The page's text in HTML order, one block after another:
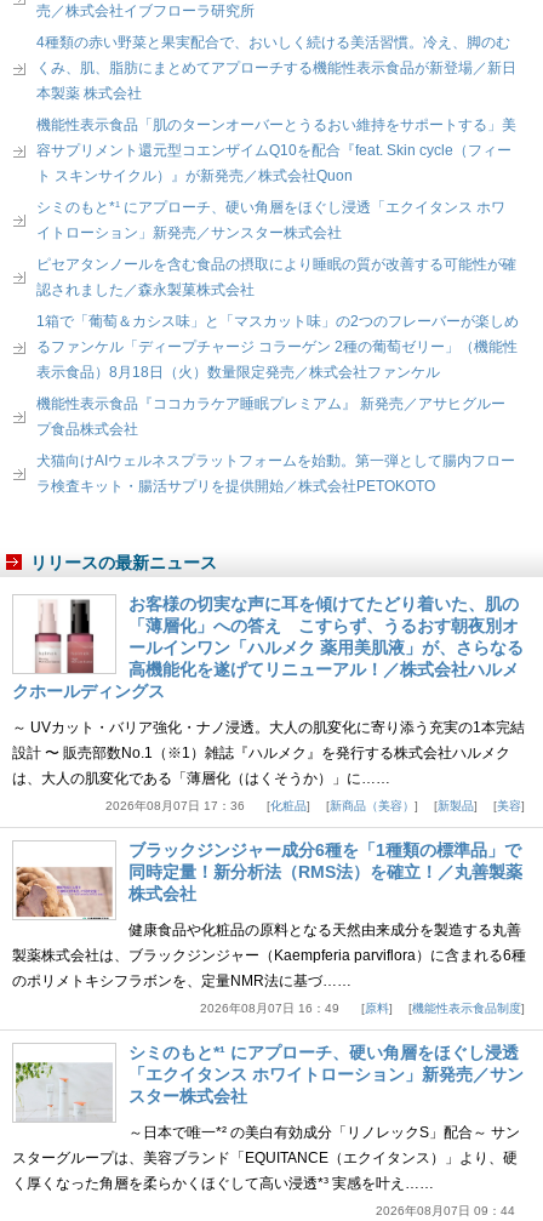
売／株式会社イブフローラ研究所
4種類の赤い野菜と果実配合で、おいしく続ける美活習慣。冷え、脚のむ
くみ、肌、脂肪にまとめてアプローチする機能性表示食品が新登場／新日
本製薬 株式会社
機能性表示食品「肌のターンオーバーとうるおい維持をサポートする」美
容サプリメント還元型コエンザイムQ10を配合『feat. Skin cycle（フィー
ト スキンサイクル）』が新発売／株式会社Quon
シミのもと*¹ にアプローチ、硬い角層をほぐし浸透「エクイタンス ホワ
イトローション」新発売／サンスター株式会社
ピセアタンノールを含む食品の摂取により睡眠の質が改善する可能性が確
認されました／森永製菓株式会社
1箱で「葡萄＆カシス味」と「マスカット味」の2つのフレーバーが楽しめ
るファンケル「ディープチャージ コラーゲン 2種の葡萄ゼリー」（機能性
表示食品）8月18日（火）数量限定発売／株式会社ファンケル
機能性表示食品『ココカラケア睡眠プレミアム』 新発売／アサヒグルー
プ食品株式会社
犬猫向けAIウェルネスプラットフォームを始動。第一弾として腸内フロー
ラ検査キット・腸活サプリを提供開始／株式会社PETOKOTO
リリースの最新ニュース
お客様の切実な声に耳を傾けてたどり着いた、肌の
「薄層化」への答え こすらず、うるおす朝夜別オ
ールインワン「ハルメク 薬用美肌液」が、さらなる
高機能化を遂げてリニューアル！／株式会社ハルメ
クホールディングス
～ UVカット・バリア強化・ナノ浸透。大人の肌変化に寄り添う充実の1本完結
設計 〜 販売部数No.1（※1）雑誌『ハルメク』を発行する株式会社ハルメク
は、大人の肌変化である「薄層化（はくそうか）」に……
2026年08月07日 17：36 化粧品 新商品（美容） 新製品 美容
ブラックジンジャー成分6種を「1種類の標準品」で
同時定量！新分析法（RMS法）を確立！／丸善製薬
株式会社
健康食品や化粧品の原料となる天然由来成分を製造する丸善
製薬株式会社は、ブラックジンジャー（Kaempferia parviflora）に含まれる6種
のポリメトキシフラボンを、定量NMR法に基づ……
2026年08月07日 16：49 原料 機能性表示食品制度
シミのもと*¹ にアプローチ、硬い角層をほぐし浸透
「エクイタンス ホワイトローション」新発売／サン
スター株式会社
～日本で唯一*² の美白有効成分「リノレックS」配合～ サン
スターグループは、美容ブランド「EQUITANCE（エクイタンス）」より、硬
く厚くなった角層を柔らかくほぐして高い浸透*³ 実感を叶え……
2026年08月07日 09：44